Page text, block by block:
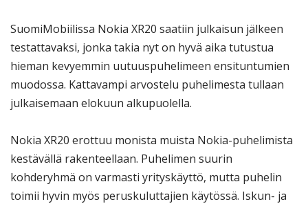
SuomiMobiilissa Nokia XR20 saatiin julkaisun jälkeen
testattavaksi, jonka takia nyt on hyvä aika tutustua
hieman kevyemmin uutuuspuhelimeen ensituntumien
muodossa. Kattavampi arvostelu puhelimesta tullaan
julkaisemaan elokuun alkupuolella.
Nokia XR20 erottuu monista muista Nokia-puhelimista
kestävällä rakenteellaan. Puhelimen suurin
kohderyhmä on varmasti yrityskäyttö, mutta puhelin
toimii hyvin myös peruskuluttajien käytössä. Iskun- ja